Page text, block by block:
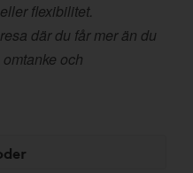
flexibilitet.
där du får mer än du
och